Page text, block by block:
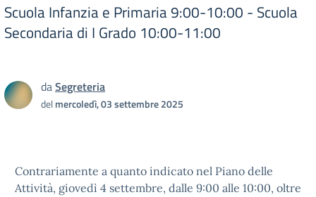
Scuola Infanzia e Primaria 9:00-10:00 - Scuola
Secondaria di I Grado 10:00-11:00
daSegreteria
delmercoledì, 03 settembre 2025
Contrariamente a quanto indicato nel Piano delle
Attività, giovedì 4 settembre, dalle 9:00 alle 10:00, oltre